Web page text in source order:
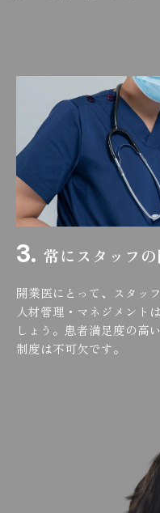
常にスタッフ
開業医にとって、スタッ
人材管理・マネジメント
しょう。患者満足度の高
制度は不可欠です。